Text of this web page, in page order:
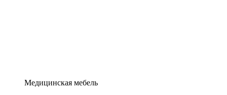
Медицинская мебель